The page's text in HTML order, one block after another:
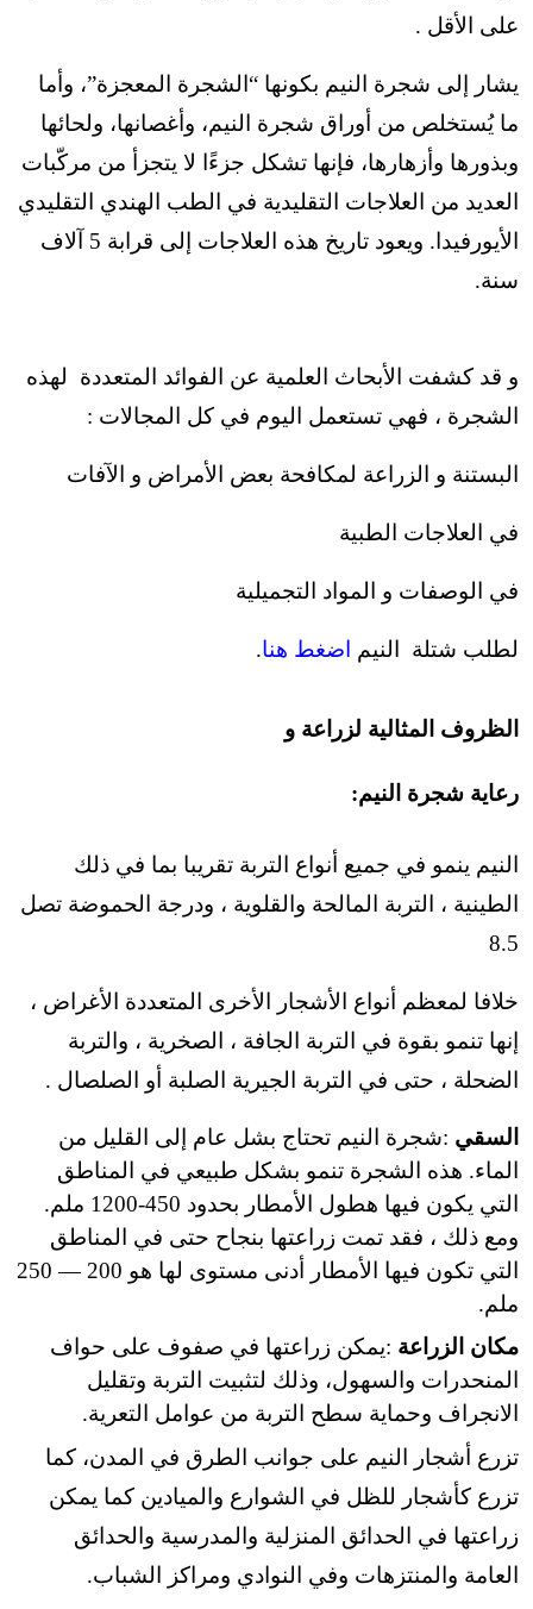
على الأقل .
يشار إلى شجرة النيم بكونها “الشجرة المعجزة”، وأما
ما يُستخلص من أوراق شجرة النيم، وأغصانها، ولحائها
وبذورها وأزهارها، فإنها تشكل جزءًا لا يتجزأ من مركّبات
العديد من العلاجات التقليدية في الطب الهندي التقليدي
الأيورفيدا. ويعود تاريخ هذه العلاجات إلى قرابة 5 آلاف
سنة.
و قد كشفت الأبحاث العلمية عن الفوائد المتعددة لهذه
الشجرة ، فهي تستعمل اليوم في كل المجالات :
البستنة و الزراعة لمكافحة بعض الأمراض و الآفات
في العلاجات الطبية
في الوصفات و المواد التجميلية
لطلب شتلة النيم اضغط هنا.
الظروف المثالية لزراعة و
رعاية شجرة النيم:
النيم ينمو في جميع أنواع التربة تقريبا بما في ذلك
الطينية ، التربة المالحة والقلوية ، ودرجة الحموضة تصل
8.5
خلافا لمعظم أنواع الأشجار الأخرى المتعددة الأغراض ،
إنها تنمو بقوة في التربة الجافة ، الصخرية ، والتربة
الضحلة ، حتى في التربة الجيرية الصلبة أو الصلصال .
السقي :شجرة النيم تحتاج بشل عام إلى القليل من
الماء. هذه الشجرة تنمو بشكل طبيعي في المناطق
التي يكون فيها هطول الأمطار بحدود 450-1200 ملم.
ومع ذلك ، فقد تمت زراعتها بنجاح حتى في المناطق
التي تكون فيها الأمطار أدنى مستوى لها هو 200 — 250
ملم.
مكان الزراعة :يمكن زراعتها في صفوف على حواف
المنحدرات والسهول، وذلك لتثبيت التربة وتقليل
الانجراف وحماية سطح التربة من عوامل التعرية.
تزرع أشجار النيم على جوانب الطرق في المدن، كما
تزرع كأشجار للظل في الشوارع والميادين كما يمكن
زراعتها في الحدائق المنزلية والمدرسية والحدائق
العامة والمنتزهات وفي النوادي ومراكز الشباب.